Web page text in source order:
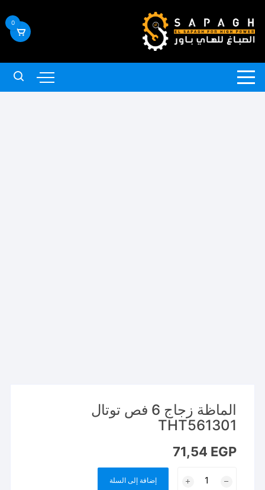
إلى
المحتوى
0
الماظة زجاج 6 فص توتال
THT561301
71,54 EGP
إضافة إلى السلة